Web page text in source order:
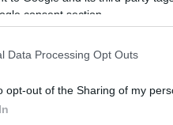
consent section.
Data Processing Opt Outs
opt-out of the Sharing of my
elkerülné a
ideés csatlakozzon
,készülék,MR,mr-vizsgálat